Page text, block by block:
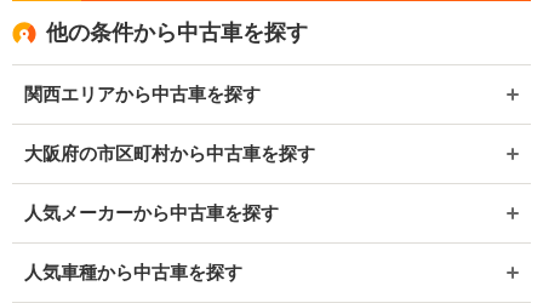
他の条件から中古車を探す
関西エリアから中古車を探す
大阪府の市区町村から中古車を探す
人気メーカーから中古車を探す
人気車種から中古車を探す